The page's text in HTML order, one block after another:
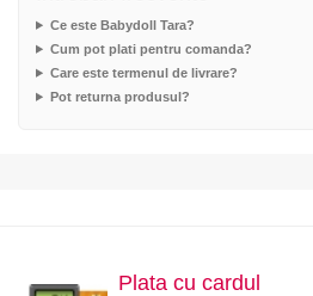
Ce este Babydoll Tara?
Cum pot plati pentru comanda?
Care este termenul de livrare?
Pot returna produsul?
Plata cu cardul